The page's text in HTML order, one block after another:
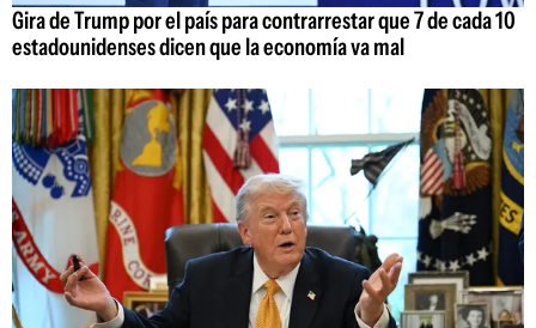
Gira de Trump por el país para contrarrestar que 7 de cada 10
estadounidenses dicen que la economía va mal